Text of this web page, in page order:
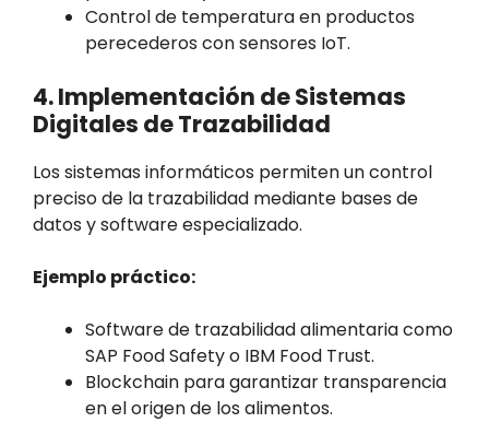
Control de temperatura en productos
perecederos con sensores IoT.
4. Implementación de Sistemas
Digitales de Trazabilidad
Los sistemas informáticos permiten un control
preciso de la trazabilidad mediante bases de
datos y software especializado.
Ejemplo práctico:
Software de trazabilidad alimentaria como
SAP Food Safety o IBM Food Trust.
Blockchain para garantizar transparencia
en el origen de los alimentos.